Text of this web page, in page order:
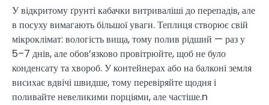
У відкритому ґрунті кабачки витриваліші до перепадів, але
в посуху вимагають більшої уваги. Теплиця створює свій
мікроклімат: вологість вища, тому полив рідший — раз у
5–7 днів, але обов’язково провітрюйте, щоб не було
конденсату та хвороб. У контейнерах або на балконі земля
висихає вдвічі швидше, тому перевіряйте щодня і
поливайте невеликими порціями, але частіше.n